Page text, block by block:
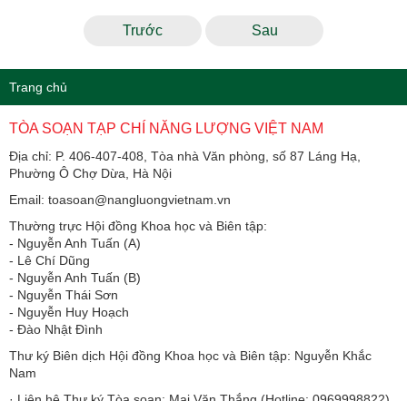
Trước Sau
Trang chủ
TÒA SOẠN TẠP CHÍ NĂNG LƯỢNG VIỆT NAM
Địa chỉ: P. 406-407-408, Tòa nhà Văn phòng, số 87 Láng Hạ,
Phường Ô Chợ Dừa, Hà Nội
Email: toasoan@nangluongvietnam.vn
Thường trực Hội đồng Khoa học và Biên tập:
​​​​​​- Nguyễn Anh Tuấn (A)
- Lê Chí Dũng
- Nguyễn Anh Tuấn (B)
- Nguyễn Thái Sơn
- Nguyễn Huy Hoạch
- Đào Nhật Đình
Thư ký Biên dịch Hội đồng Khoa học và Biên tập: Nguyễn Khắc
Nam